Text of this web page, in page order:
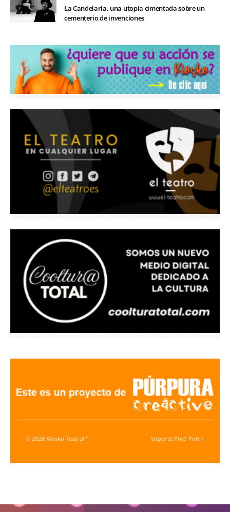
La Candelaria, una utopía cimentada sobre un
cementerio de invenciones
© 2026 Kiosko Teatral™ Soporte Pixel Polen